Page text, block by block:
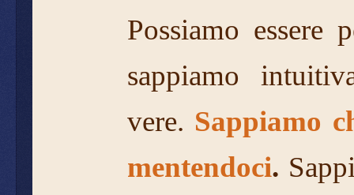
Possiamo
sappiamo
vere. Sappiamo
mentendoci.